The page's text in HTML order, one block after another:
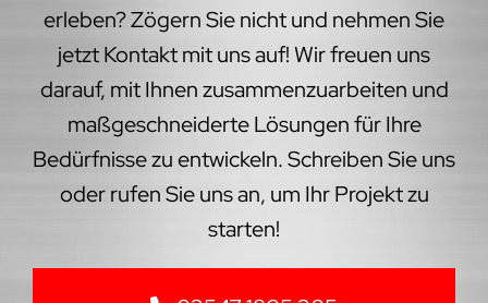
erleben? Zögern Sie nicht und nehmen Sie
jetzt Kontakt mit uns auf! Wir freuen uns
darauf, mit Ihnen zusammenzuarbeiten und
maßgeschneiderte Lösungen für Ihre
Bedürfnisse zu entwickeln. Schreiben Sie uns
oder rufen Sie uns an, um Ihr Projekt zu
starten!